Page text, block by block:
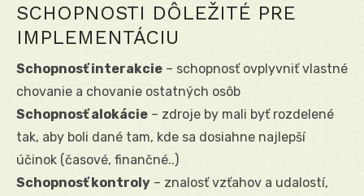
SCHOPNOSTI DÔLEŽITÉ PRE
IMPLEMENTÁCIU
Schopnosť interakcie – schopnosť ovplyvniť vlastné
chovanie a chovanie ostatných osôb
Schopnosť alokácie – zdroje by mali byť rozdelené
tak, aby boli dané tam, kde sa dosiahne najlepší
účinok (časové, finančné..)
Schopnosť kontroly – znalosť vzťahov a udalostí,